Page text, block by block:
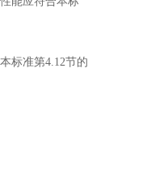
标准第4.12节的